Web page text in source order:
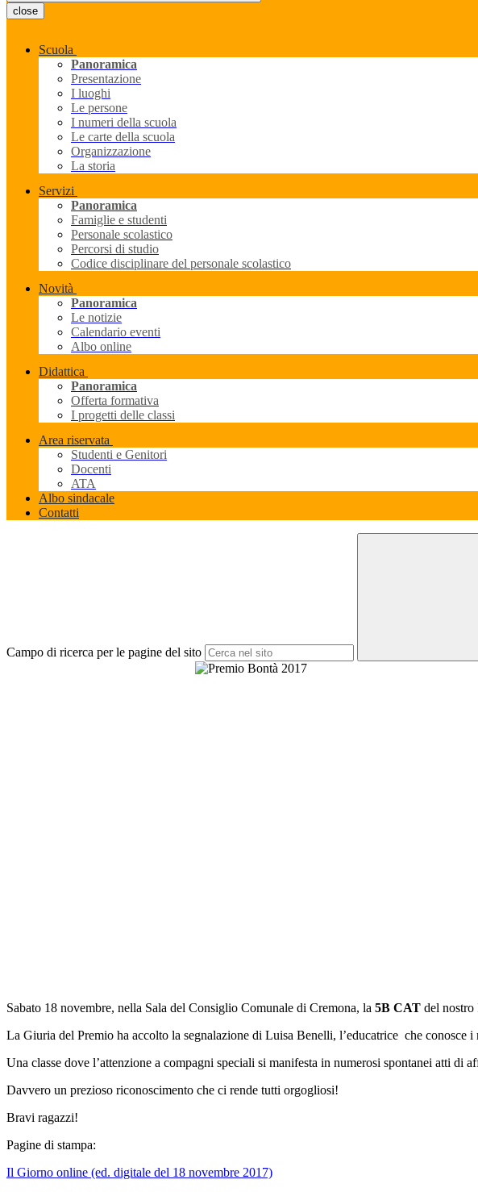
close
Scuola
Panoramica
Presentazione
I luoghi
Le persone
I numeri della scuola
Le carte della scuola
Organizzazione
La storia
Servizi
Panoramica
Famiglie e studenti
Personale scolastico
Percorsi di studio
Codice disciplinare del personale scolastico
Novità
Panoramica
Le notizie
Calendario eventi
Albo online
Didattica
Panoramica
Offerta formativa
I progetti delle classi
Area riservata
Studenti e Genitori
Docenti
ATA
Albo sindacale
Contatti
Campo di ricerca per le pagine del sito
Sabato 18 novembre, nella Sala del Consiglio Comunale di Cremona, la 5B CAT del
La Giuria del Premio ha accolto la segnalazione di Luisa Benelli, l’educatrice che conosce
Una classe dove l’attenzione a compagni speciali si manifesta in numerosi spontanei atti di
Davvero un prezioso riconoscimento che ci rende tutti orgogliosi!
Bravi ragazzi!
Pagine di stampa:
Il Giorno online (ed. digitale del 18 novembre 2017)